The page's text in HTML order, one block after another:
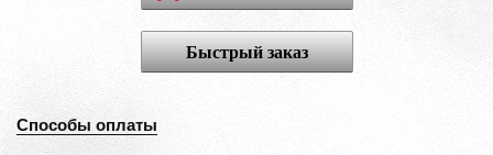
Быстрый заказ
Способы оплаты